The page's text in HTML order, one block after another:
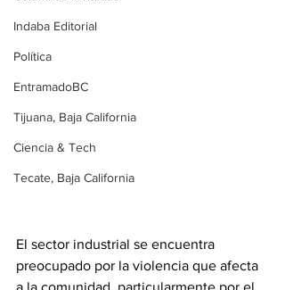
Indaba Editorial
Política
EntramadoBC
Tijuana, Baja California
Ciencia & Tech
Tecate, Baja California
El sector industrial se encuentra
preocupado por la violencia que afecta